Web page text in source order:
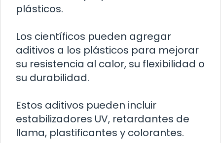
plásticos.
Los científicos pueden agregar
aditivos a los plásticos para mejorar
su resistencia al calor, su flexibilidad o
su durabilidad.
Estos aditivos pueden incluir
estabilizadores UV, retardantes de
llama, plastificantes y colorantes.